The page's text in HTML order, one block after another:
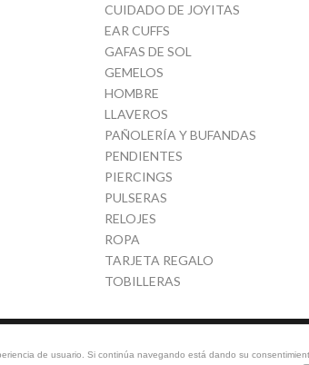
CUIDADO DE JOYITAS
EAR CUFFS
GAFAS DE SOL
GEMELOS
HOMBRE
LLAVEROS
PAÑOLERÍA Y BUFANDAS
PENDIENTES
PIERCINGS
PULSERAS
RELOJES
ROPA
TARJETA REGALO
TOBILLERAS
de usuario. Si continúa navegando está dando su